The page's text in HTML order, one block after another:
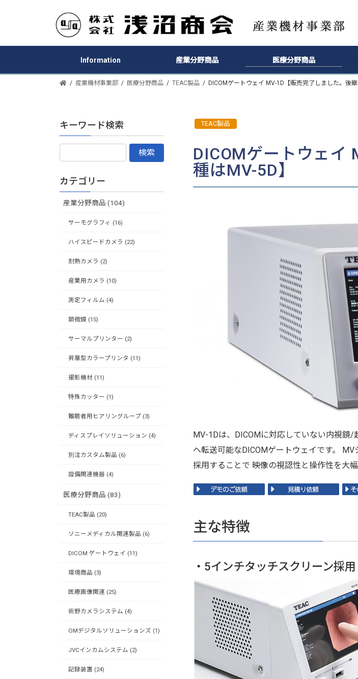
Information 産業分野商品 医療分野商品
産業機材事業部 医療分野商品 TEAC製品 DICOMゲートウェイ MV-1D【販売完了しました。後継
TEAC製品
DICOMゲートウェイ
種はMV-5D】
MV-1Dは、DICOMに対応していない内視鏡
へ転送可能なDICOMゲートウェイです。
採用することで 映像の視認性と操作性を大幅
主な特徴
・5インチタッチスクリーン採用
キーワード検索
カテゴリー
産業分野商品 (104)
サーモグラフィ (16)
ハイスピードカメラ (22)
耐熱カメラ (2)
産業用カメラ (10)
測定フィルム (4)
顕微鏡 (15)
サーマルプリンター (2)
昇華型カラープリンタ (11)
撮影機材 (11)
特殊カッター (1)
難聴者用ヒアリングループ (3)
ディスプレイソリューション (4)
別注カスタム製品 (6)
設備関連機器 (4)
医療分野商品 (83)
TEAC製品 (20)
ソニーメディカル関連製品 (6)
DICOM ゲートウェイ (11)
環境商品 (3)
医療画像関連 (25)
術野カメラシステム (4)
OMデジタルソリューションズ (1)
JVCインカムシステム (2)
記録装置 (24)